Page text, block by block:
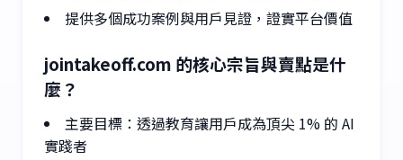
提供多個成功案例與用戶見證，證實平台價值
jointakeoff.com 的核心宗旨與賣點是什
麼？
主要目標：透過教育讓用戶成為頂尖 1% 的 AI
實踐者